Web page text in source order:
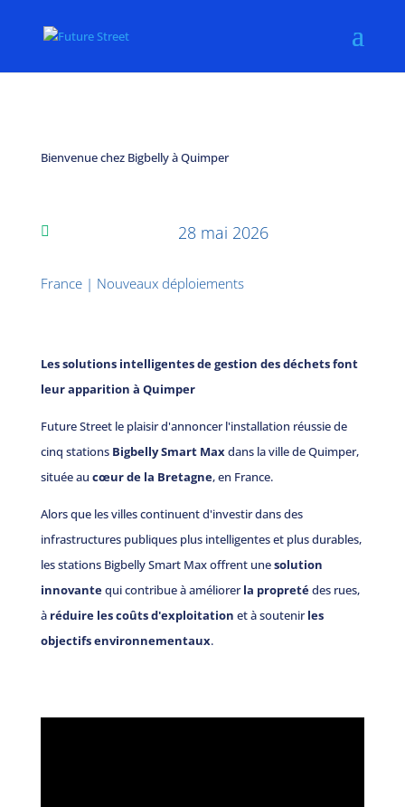
Bienvenue chez Bigbelly à Quimper
 28 mai 2026
France| Nouveaux déploiements
Les solutions intelligentes de gestion des déchets font
leur apparition à Quimper
Future Street le plaisir d'annoncer l'installation réussie de
cinq stations Bigbelly Smart Maxdans la ville de Quimper,
située au cœur de la Bretagne, en France.
Alors que les villes continuent d'investir dans des
infrastructures publiques plus intelligentes et plus durables,
les stations Bigbelly Smart Max offrent unesolution
innovantequi contribue à améliorerla propretédes rues,
à réduire les coûts d'exploitation et à soutenirles
objectifs environnementaux.